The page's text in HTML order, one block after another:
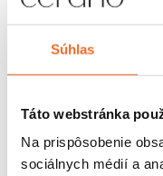
Súhlas
Táto webstránka
Na prispôsobenie
sociálnych médií a
4,8
2420